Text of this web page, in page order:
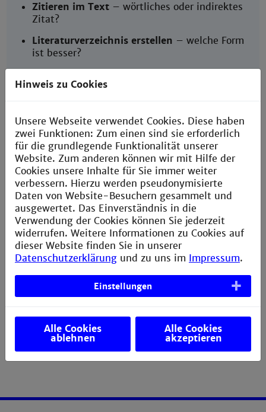
Zitieren im Text – wörtliches oder indirektes
Zitat?
Literaturverzeichnis erstellen – welche Form
ist besser?
Literaturverzeichnis
Form erkennen, richtig zitieren
Dauer: ca. 60 Min.
Zu den Terminen.
Zur Anmeldung.
Zurück zurSchulungsübersicht.
Hinweis zu Cookies
Unsere Webseite verwendet Cookies. Diese haben
zwei Funktionen: Zum einen sind sie erforderlich
für die grundlegende Funktionalität unserer
Website. Zum anderen können wir mit Hilfe der
Cookies unsere Inhalte für Sie immer weiter
verbessern. Hierzu werden pseudonymisierte
Daten von Website-Besuchern gesammelt und
ausgewertet. Das Einverständnis in die
Verwendung der Cookies können Sie jederzeit
widerrufen. Weitere Informationen zu Cookies auf
dieser Website finden Sie in unserer
Datenschutzerklärung und zu uns im Impressum.
Einstellungen
Alle Cookies
ablehnen
Alle Cookies
akzeptieren